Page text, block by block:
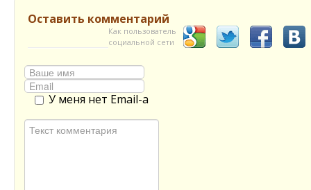
Оставить комментарий
Как пользователь
социальной сети
У меня нет Email-а